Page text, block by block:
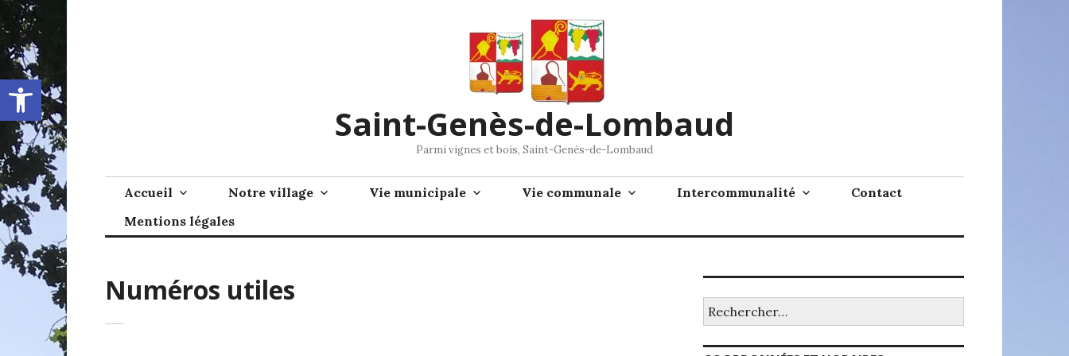
Ouvrir la barre d’outils
Saint-Genès-de-Lombaud
Parmi vignes et bois, Saint-Genès-de-Lombaud
Accueil Notre village Vie municipale Vie communale Intercommunalité
Contact
Mentions légales
Numéros utiles